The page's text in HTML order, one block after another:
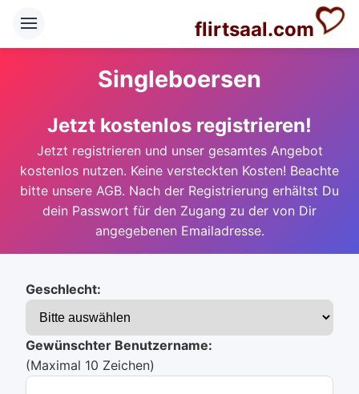
flirtsaal.com
Singleboersen
Jetzt kostenlos registrieren!
Jetzt registrieren und unser gesamtes Angebot
kostenlos nutzen. Keine versteckten Kosten! Beachte
bitte unsere AGB. Nach der Registrierung erhältst Du
dein Passwort für den Zugang zu der von Dir
angegebenen Emailadresse.
Geschlecht:
Gewünschter Benutzername:
(Maximal 10 Zeichen)